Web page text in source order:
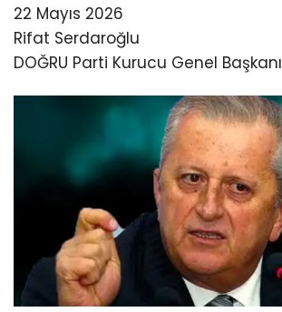
22 Mayıs 2026
Rifat Serdaroğlu
DOĞRU Parti Kurucu Genel Başkanı